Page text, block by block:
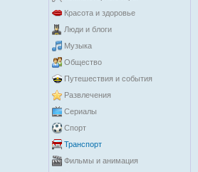
Красота и здоровье
Люди и блоги
Музыка
Общество
Путешествия и события
Развлечения
Сериалы
Спорт
Транспорт
Фильмы и анимация